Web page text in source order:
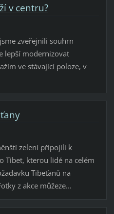
v centru?
zveřejnili souhrn
lepší modernizovat
ve stávající poloze, v
zelení připojili k
Tibet, kterou lidé na celém
Tibeťanů na
z akce můžeze...